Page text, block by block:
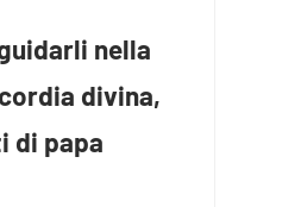
nella
divina,
di papa